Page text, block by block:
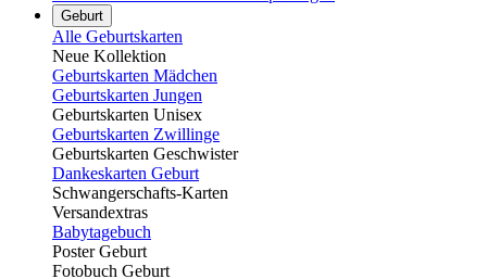
Geburt
Alle Geburtskarten
Neue Kollektion
Geburtskarten Mädchen
Geburtskarten Jungen
Geburtskarten Unisex
Geburtskarten Zwillinge
Geburtskarten Geschwister
Dankeskarten Geburt
Schwangerschafts-Karten
Versandextras
Babytagebuch
Poster Geburt
Fotobuch Geburt